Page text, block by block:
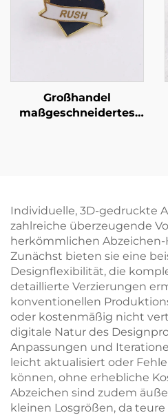
Großhandel
maßgeschneidertes
Abzeichen,
kundenspezifisches
herzförmiges
Abzeichen
Individuelle, 3D-gedruckte
zahlreiche überzeugende
herkömmlichen
Zunächst bieten sie eine
Designflexibilität, die
detaillierte Verzierungen
konventionellen
oder kostenmäßig nicht
digitale Natur des
Anpassungen und
leicht aktualisiert oder
können, ohne erhebliche
Abzeichen sind zudem
kleinen Losgrößen, da